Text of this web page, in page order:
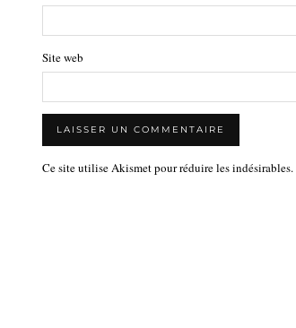
Site web
Ce site utilise Akismet pour réduire les indésirables.